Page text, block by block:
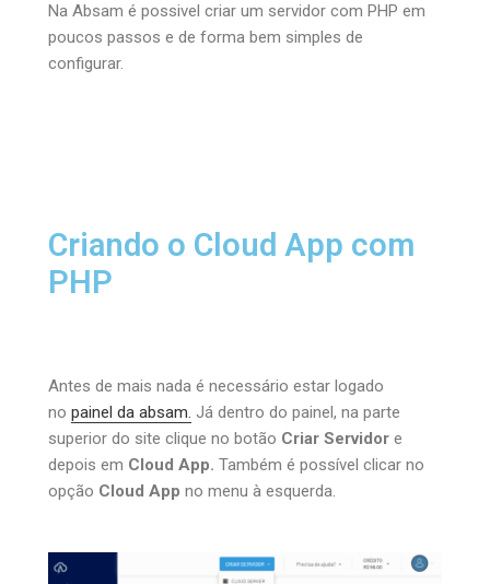
Na Absam é possivel criar um servidor com PHP em
poucos passos e de forma bem simples de
configurar.
Criando o Cloud App com
PHP
Antes de mais nada é necessário estar logado
nopainel da absam. Já dentro do painel, na parte
superior do site clique no botão Criar Servidor e
depois em Cloud App.Também é possível clicar no
opção Cloud App no menu à esquerda.